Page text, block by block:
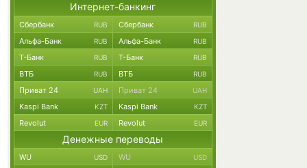
Интернет-банкинг
Сбербанк RUB Сбербанк RUB
Альфа-Банк RUB Альфа-Банк RUB
Т-Банк RUB Т-Банк RUB
ВТБ RUB ВТБ RUB
Приват 24 UAH Приват 24 UAH
Kaspi Bank KZT Kaspi Bank KZT
Revolut EUR Revolut EUR
Денежные переводы
WU USD WU USD